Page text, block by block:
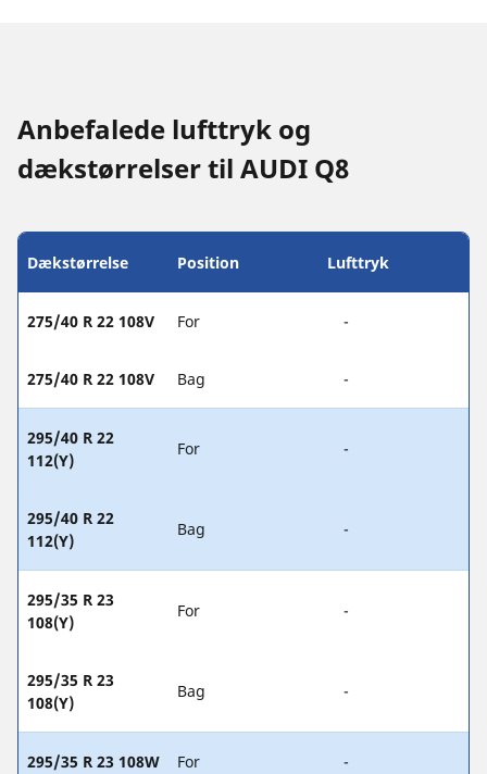
Anbefalede lufttryk og
dækstørrelser til AUDI Q8
Dækstørrelse Position Lufttryk
275/40 R 22 108V For -
275/40 R 22 108V Bag -
295/40 R 22
112(Y)
For -
295/40 R 22
112(Y)
Bag -
295/35 R 23
108(Y)
For -
295/35 R 23
108(Y)
Bag -
295/35 R 23 108W For -